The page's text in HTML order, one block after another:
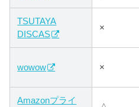
TSUTAYA
DISCAS
×
wowow ×
Amazonプライ